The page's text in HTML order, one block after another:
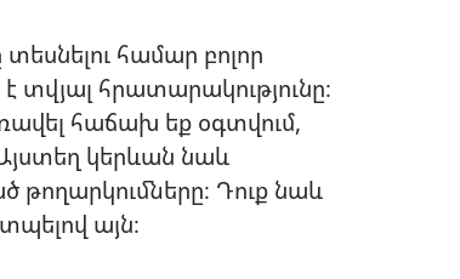
համար բոլոր
տվյալ հրատարակությունը։
հաճախ եք օգտվում,
Այստեղ կերևան նաև
Դուք նաև
այն։